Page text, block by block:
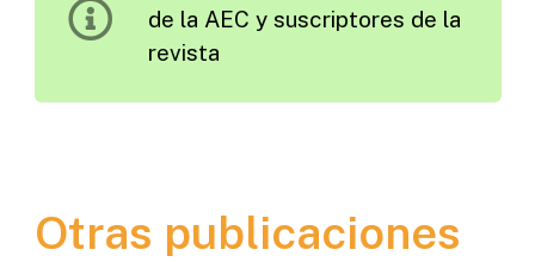
1978
de la AEC y suscriptores de la
revista
Otras publicaciones